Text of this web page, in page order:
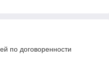
по договоренности